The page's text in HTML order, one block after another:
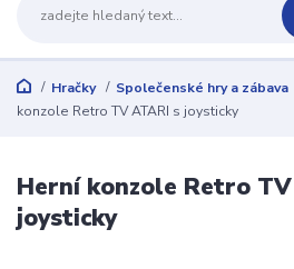
Hračky Společenské hry a zábava
konzole Retro TV ATARI s joysticky
Herní konzole Retro TV
joysticky